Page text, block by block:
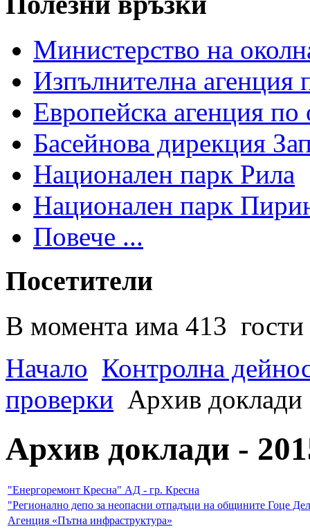
Министерство на
Изпълнителна агенция
Европейска агенция по
Басейнова дирекция
Национален парк Рила
Национален парк
Повече ...
Посетители
В момента има 413 гости
Начало Контролна
проверки Архив доклади
Архив доклади -
"Енергоремонт Кресна" АД - гр. Кресна
"Регионално депо за неопасни отпадъци на общините Гоце
Агенция «Пътна инфраструктура»